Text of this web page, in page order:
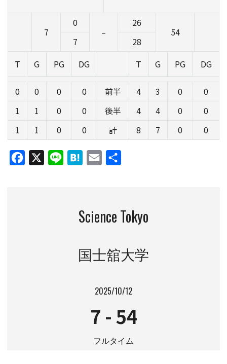
7
0
–
26
54
7
28
T
G PG DG T G PG DG
0 0 0 0 前半 4 3 0
0
1
1 0 0 後半 4 4 0
0
1
1 0 0 計 8 7 0 0
Facebook Line HatenaEmail
Science Tokyo
国士舘大学
2025/10/12
7 -54
フルタイム